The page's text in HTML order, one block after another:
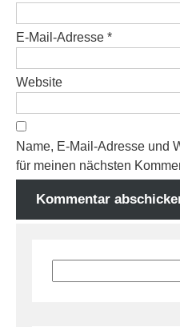
E-Mail-Adresse *
Website
Name, E-Mail-Adresse und
für meinen nächsten